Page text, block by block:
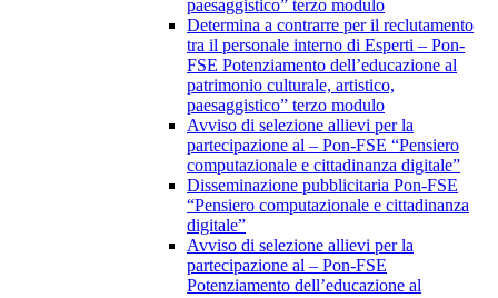
paesaggistico” terzo modulo
Determina a contrarre per il reclutamento
tra il personale interno di Esperti – Pon-
FSE Potenziamento dell’educazione al
patrimonio culturale, artistico,
paesaggistico” terzo modulo
Avviso di selezione allievi per la
partecipazione al – Pon-FSE “Pensiero
computazionale e cittadinanza digitale”
Disseminazione pubblicitaria Pon-FSE
“Pensiero computazionale e cittadinanza
digitale”
Avviso di selezione allievi per la
partecipazione al – Pon-FSE
Potenziamento dell’educazione al